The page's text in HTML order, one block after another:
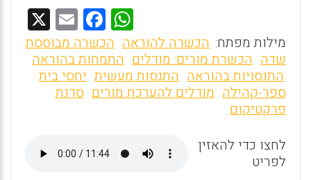
W
h
at
s
A
p
F
a
ce
b
o
k
E
m
ai
l
מילות מפתח: הכשרה להוראה הכשרה מבוססת
שדה הכשרת מורים: מודלים התמחות בהוראה
התנסויות בהוראה התנסות מעשית יחסי בית
ספר-קהילה מודלים להערכת מורים סדנת
פרקטיקום
לחצו כדי להאזין
לפריט